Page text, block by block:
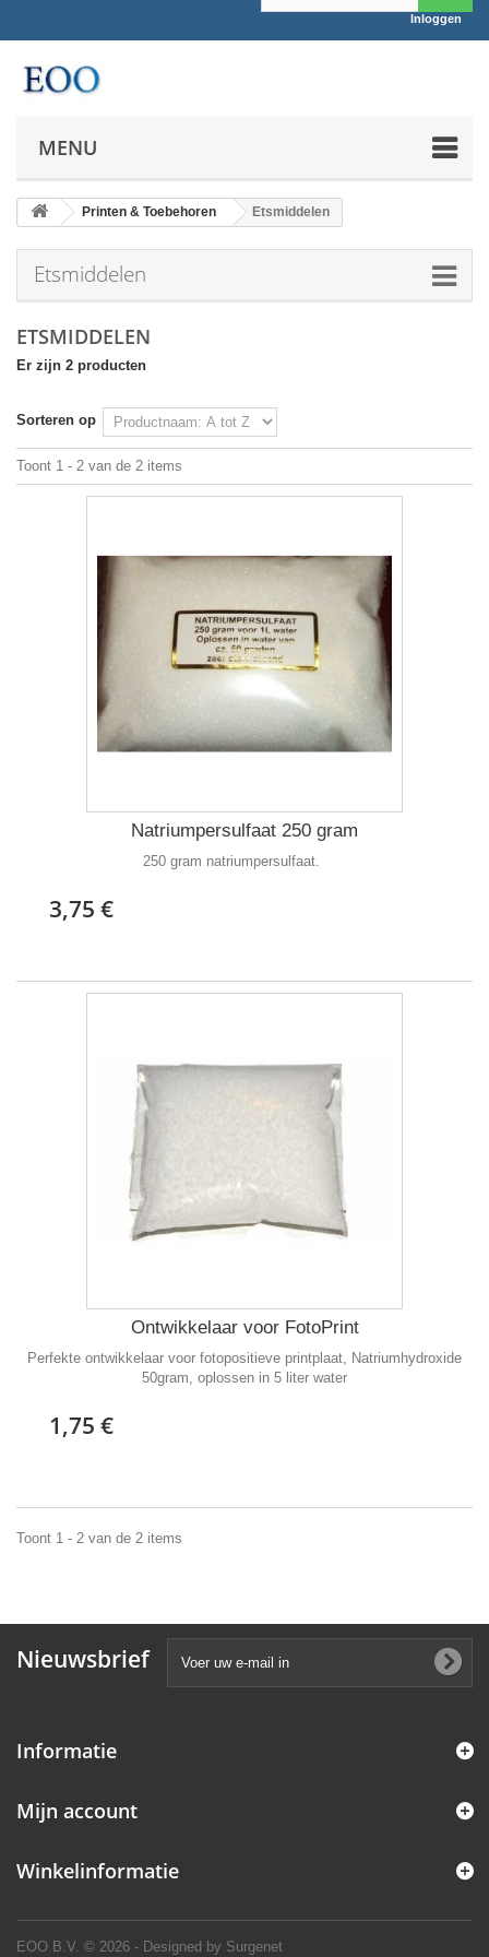
Inloggen
MENU
Printen & Toebehoren Etsmiddelen
Etsmiddelen
ETSMIDDELEN
Er zijn 2 producten
Sorteren op
Toont 1 - 2 van de 2 items
Natriumpersulfaat 250 gram
250 gram natriumpersulfaat.
3,75 €
Ontwikkelaar voor FotoPrint
Perfekte ontwikkelaar voor fotopositieve printplaat, Natriumhydroxide
50gram, oplossen in 5 liter water
1,75 €
Toont 1 - 2 van de 2 items
Nieuwsbrief
Informatie
EOO B.V. © 2026 - Designed by Surgenet
Mijn account
Winkelinformatie